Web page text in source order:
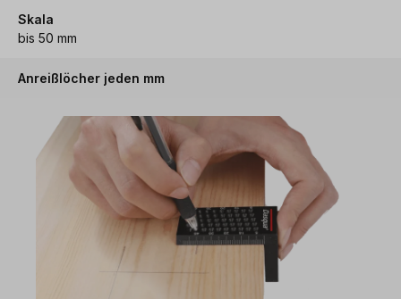
Skala
bis 50 mm
Anreißlöcher jeden mm